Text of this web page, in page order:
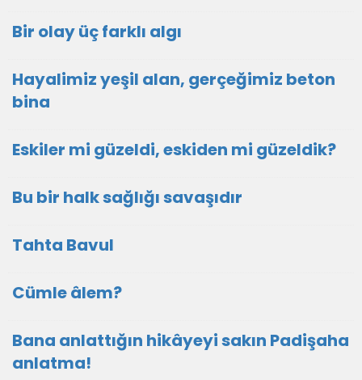
Bir olay üç farklı algı
Hayalimiz yeşil alan, gerçeğimiz beton
bina
Eskiler mi güzeldi, eskiden mi güzeldik?
Bu bir halk sağlığı savaşıdır
Tahta Bavul
Cümle âlem?
Bana anlattığın hikâyeyi sakın Padişaha
anlatma!